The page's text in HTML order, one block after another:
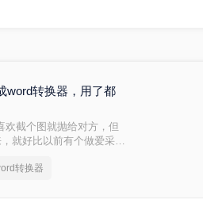
word转换器，用了都
欢截个图就抛给对方，但
就好比以前有个做爱采购
家也知道打字很浪费时
转换器